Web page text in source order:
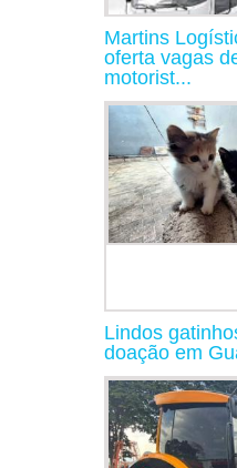
Martins
oferta vagas
motorist...
Lindos
doação em